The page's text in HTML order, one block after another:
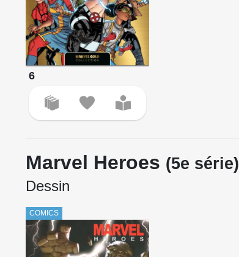
6
Marvel Heroes (5e série)
Dessin
COMICS